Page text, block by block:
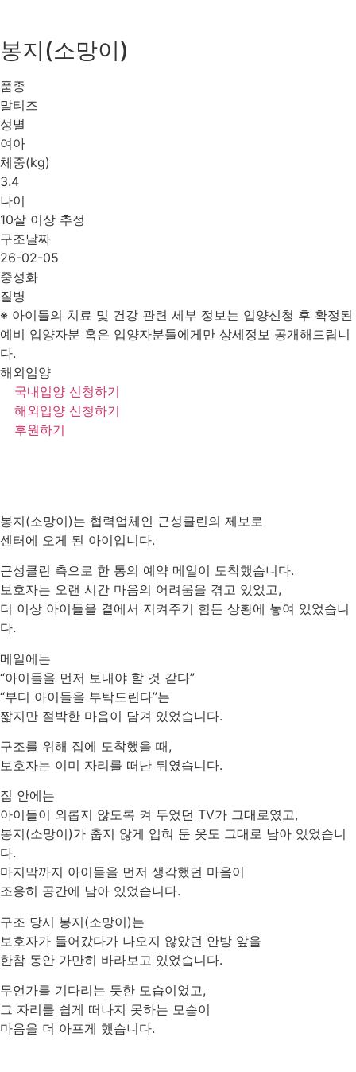
봉지(소망이)
품종
말티즈
성별
여아
체중(kg)
3.4
나이
10살 이상 추정
구조날짜
26-02-05
중성화
질병
※ 아이들의 치료 및 건강 관련 세부 정보는 입양신청 후 확정된
예비 입양자분 혹은 입양자분들에게만 상세정보 공개해드립니
다.
해외입양
국내입양 신청하기
해외입양 신청하기
후원하기
봉지(소망이)는 협력업체인 근성클린의 제보로
센터에 오게 된 아이입니다.
근성클린 측으로 한 통의 예약 메일이 도착했습니다.
보호자는 오랜 시간 마음의 어려움을 겪고 있었고,
더 이상 아이들을 곁에서 지켜주기 힘든 상황에 놓여 있었습니
다.
메일에는
“아이들을 먼저 보내야 할 것 같다”
“부디 아이들을 부탁드린다”는
짧지만 절박한 마음이 담겨 있었습니다.
구조를 위해 집에 도착했을 때,
보호자는 이미 자리를 떠난 뒤였습니다.
집 안에는
아이들이 외롭지 않도록 켜 두었던 TV가 그대로였고,
봉지(소망이)가 춥지 않게 입혀 둔 옷도 그대로 남아 있었습니
다.
마지막까지 아이들을 먼저 생각했던 마음이
조용히 공간에 남아 있었습니다.
구조 당시 봉지(소망이)는
보호자가 들어갔다가 나오지 않았던 안방 앞을
한참 동안 가만히 바라보고 있었습니다.
무언가를 기다리는 듯한 모습이었고,
그 자리를 쉽게 떠나지 못하는 모습이
마음을 더 아프게 했습니다.